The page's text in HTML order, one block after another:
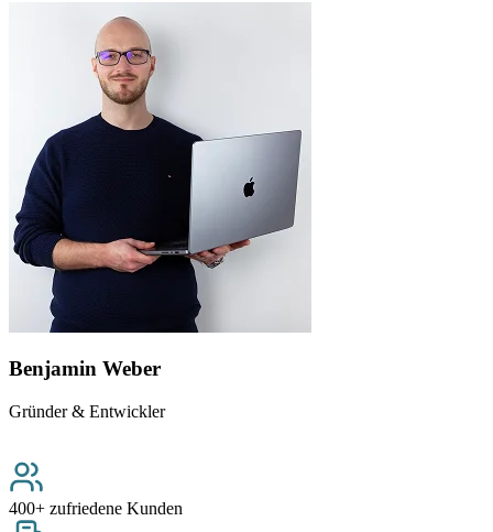
Benjamin Weber
Gründer & Entwickler
400+ zufriedene Kunden